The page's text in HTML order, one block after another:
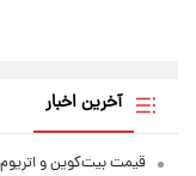
آخرین اخبار
قیمت بیت‌کوین و اتریوم امروز